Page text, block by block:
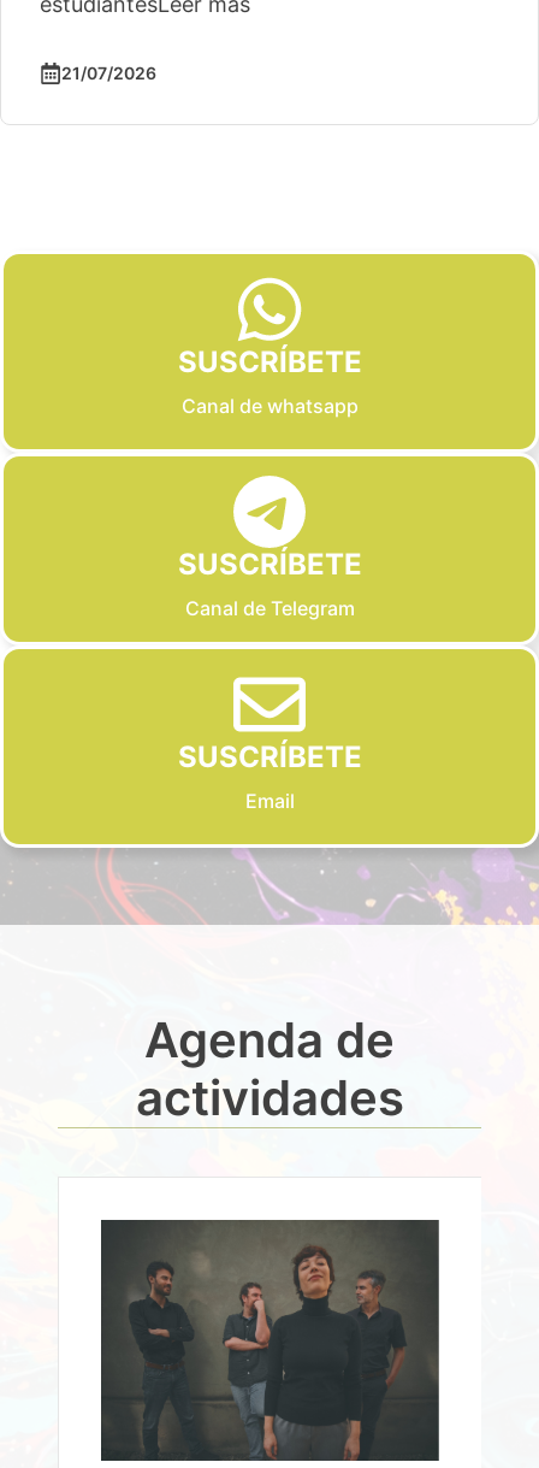
SUSCRÍBETE
Canal de whatsapp
SUSCRÍBETE
Canal de Telegram
SUSCRÍBETE
Email
Agenda de
actividades